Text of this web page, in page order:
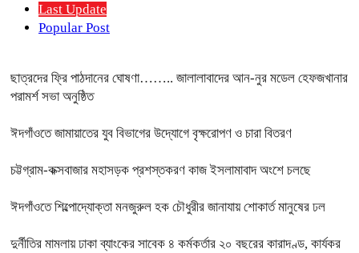
Last Update
Popular Post
ছাত্রদের ফ্রি পাঠদানের ঘোষণা…….. জালালাবাদের আন-নুর মডেল হেফজখানার
পরামর্শ সভা অনুষ্ঠিত
ঈদগাঁওতে জামায়াতের যুব বিভাগের উদ্যোগে বৃক্ষরোপণ ও চারা বিতরণ
চট্টগ্রাম-কক্সবাজার মহাসড়ক প্রশস্তকরণ কাজ ইসলামাবাদ অংশে চলছে
ঈদগাঁওতে শিল্পোদ্যোক্তা মনজুরুল হক চৌধুরীর জানাযায় শোকার্ত মানুষের ঢল
দুর্নীতির মামলায় ঢাকা ব্যাংকের সাবেক ৪ কর্মকর্তার ২০ বছরের কারাদণ্ড, কার্যকর